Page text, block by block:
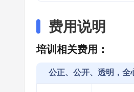
费用说明
培训相关费用：
公正、公开、透明，全